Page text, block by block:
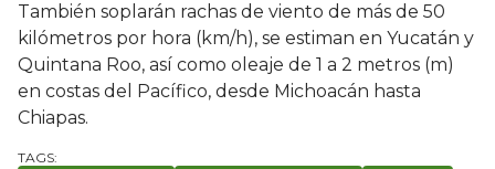
También soplarán rachas de viento de más de 50
kilómetros por hora (km/h), se estiman en Yucatán y
Quintana Roo, así como oleaje de 1 a 2 metros (m)
en costas del Pacífico, desde Michoacán hasta
Chiapas.